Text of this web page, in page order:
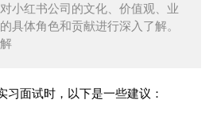
小红书公司的文化、价值观、业
具体角色和贡献进行深入了解。
习面试时，以下是一些建议：